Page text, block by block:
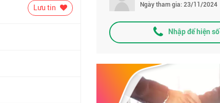
Lưu tin Ngày tham gia: 23/11/2024
Nhập để hiện số